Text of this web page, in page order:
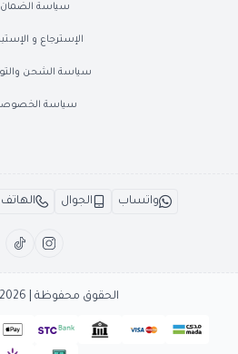
سياسة الضمان
الإسترجاع و
سياسة الشحن
سياسة
واتساب الجوال الهاتف
الحقوق محفوظة | 2026